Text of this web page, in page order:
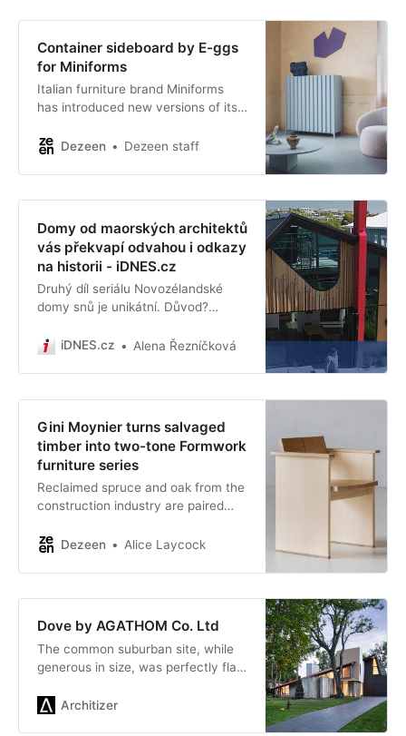
přináší nejen finanční úspory, ale i
Container sideboard by E-ggs
for Miniforms
Italian furniture brand Miniforms
has introduced new versions of its
E-ggs to make an impact through
Dezeen Dezeen staff
Domy od maorských architektů
vás překvapí odvahou i odkazy
na historii - iDNES.cz
Druhý díl seriálu Novozélandské
domy snů je unikátní. Důvod?
doprovází moderátora pořadu
ostrově. Tedy domy, které ho
iDNES.cz Alena Řezníčková
Gini Moynier turns salvaged
timber into two-tone Formwork
furniture series
Reclaimed spruce and oak from the
construction industry are paired
minimalist furniture by Swiss design
Dezeen Alice Laycock
Dove by AGATHOM Co. Ltd
The common suburban site, while
generous in size, was perfectly flat.
natural history were no longer
Architizer